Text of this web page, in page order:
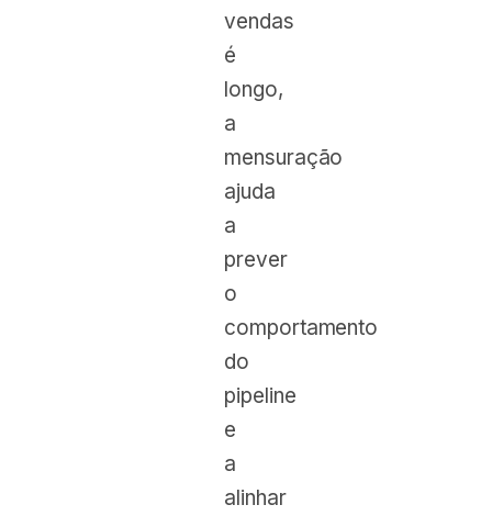
vendas
é
longo,
a
mensuração
ajuda
a
prever
o
comportamento
do
pipeline
e
a
alinhar